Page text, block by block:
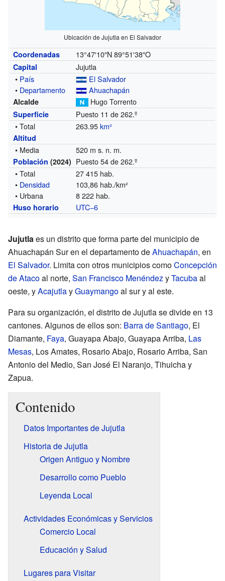
Ubicación de Jujutla en El Salvador
Coordenadas 13°47′10″N 89°51′38″O
Capital
Jujutla
• País
El Salvador
• Departamento Ahuachapán
Alcalde Hugo Torrento
Superficie
Puesto 11 de 262.º
• Total
263.95km²
Altitud
• Media 520 m s. n. m.
Población (2024) Puesto 54 de 262.º
• Total
27 415 hab.
• Densidad
103,86 hab./km²
• Urbana
8 222 hab.
Huso horario UTC−6
Jujutlaes un distrito que forma parte del municipio de
Ahuachapán Sur en el departamento deAhuachapán, en
El Salvador. Limita con otros municipios comoConcepción
de Atacoal norte, San Francisco MenéndezyTacubaal
oeste, yAcajutlayGuaymangoal sur y al este.
Para su organización, el distrito de Jujutla se divide en 13
cantones. Algunos de ellos son: Barra de Santiago, El
Diamante, Faya, Guayapa Abajo, Guayapa Arriba, Las
Mesas, Los Amates, Rosario Abajo, Rosario Arriba, San
Antonio del Medio, San José El Naranjo, Tihuicha y
Zapua.
Contenido
Datos Importantes de Jujutla
Historia de Jujutla
Origen Antiguo y Nombre
Desarrollo como Pueblo
Leyenda Local
Actividades Económicas y Servicios
Comercio Local
Educación y Salud
Lugares para Visitar